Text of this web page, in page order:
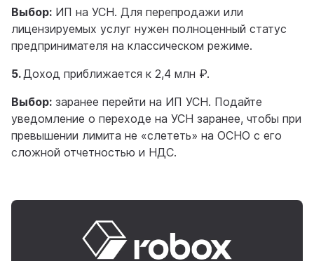
Выбор: ИП на УСН. Для перепродажи или
лицензируемых услуг нужен полноценный статус
предпринимателя на классическом режиме.
5.Доход приближается к 2,4 млн ₽.
Выбор: заранее перейти на ИП УСН. Подайте
уведомление о переходе на УСН заранее, чтобы при
превышении лимита не «слететь» на ОСНО с его
сложной отчетностью и НДС.